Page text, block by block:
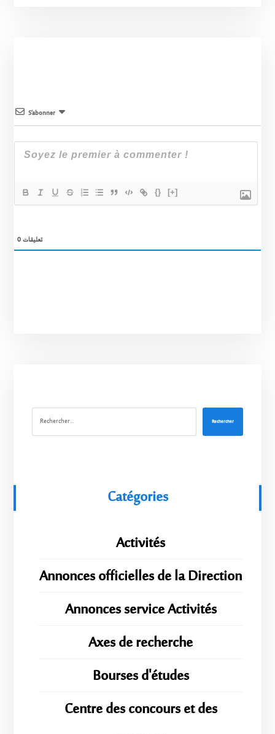
S’abonner
{} [+]
0تعليقات
Rechercher
Catégories
Activités
Annonces officielles de la Direction
Annonces service Activités
Axes de recherche
Bourses d'études
Centre des concours et des